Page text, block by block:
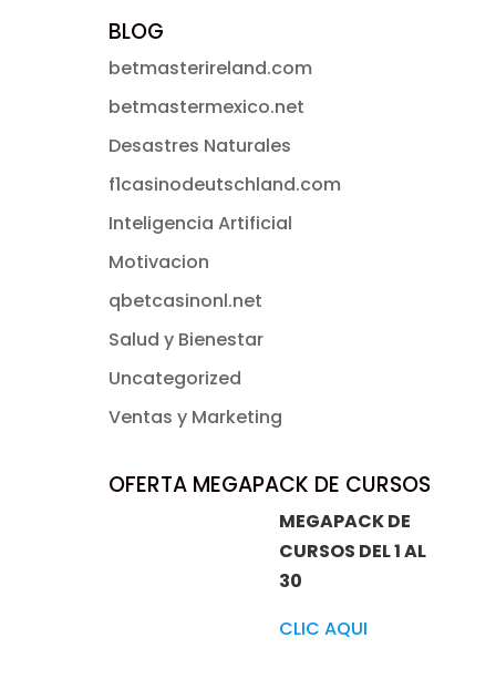
BLOG
betmasterireland.com
betmastermexico.net
Desastres Naturales
f1casinodeutschland.com
Inteligencia Artificial
Motivacion
qbetcasinonl.net
Salud y Bienestar
Uncategorized
Ventas y Marketing
OFERTA MEGAPACK DE CURSOS
MEGAPACK DE
CURSOS DEL 1 AL
30
CLIC AQUI